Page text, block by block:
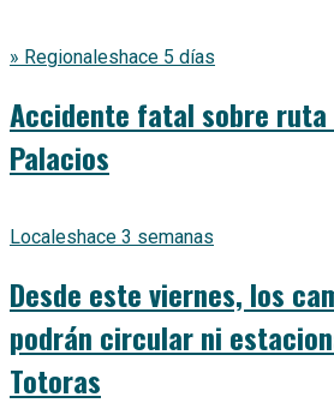
» Regionaleshace 5 días
Accidente fatal sobre
Palacios
Localeshace 3 semanas
Desde este viernes, los
podrán circular ni
Totoras